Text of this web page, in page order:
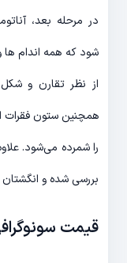
در مرحله بعد،
شود که همه اندام
از نظر تقارن و
همچنین ستون فقرات
را شمرده می‌شود.
بررسی شده و
قیمت